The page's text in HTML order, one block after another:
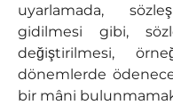
uyarlamada,
gidilmesi gibi,
değiştirilmesi,
dönemlerde
bir mâni